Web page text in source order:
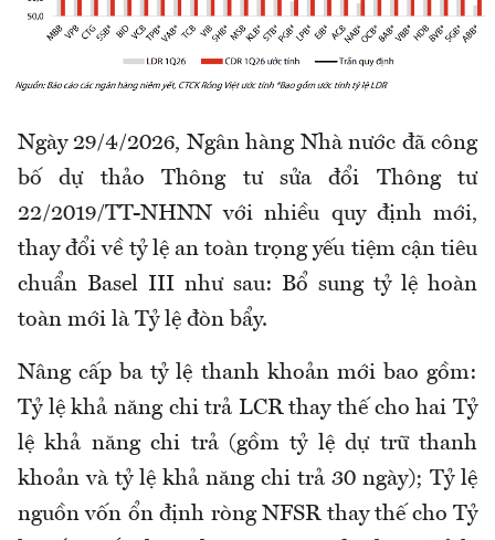
Ngày 29/4/2026, Ngân hàng Nhà nước đã công
bố dự thảo Thông tư sửa đổi Thông tư
22/2019/TT-NHNN với nhiều quy định mới,
thay đổi về tỷ lệ an toàn trọng yếu tiệm cận tiêu
chuẩn Basel III như sau: Bổ sung tỷ lệ hoàn
toàn mới là Tỷ lệ đòn bẩy.
Nâng cấp ba tỷ lệ thanh khoản mới bao gồm:
Tỷ lệ khả năng chi trả LCR thay thế cho hai Tỷ
lệ khả năng chi trả (gồm tỷ lệ dự trữ thanh
khoản và tỷ lệ khả năng chi trả 30 ngày); Tỷ lệ
nguồn vốn ổn định ròng NFSR thay thế cho Tỷ